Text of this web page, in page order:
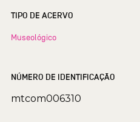
TIPO DE ACERVO
Museológico
NÚMERO DE IDENTIFICAÇÃO
mtcom006310